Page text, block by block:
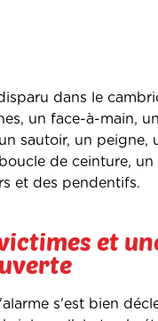
dans le
un face-à-main,
sautoir, un peigne,
de ceinture, un
et des pendentifs.
et
s'est bien